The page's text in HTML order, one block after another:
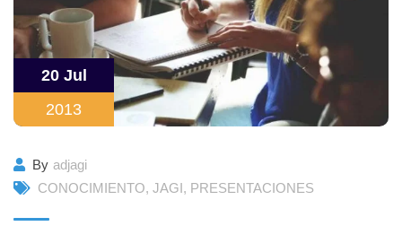
20 Jul
2013
By adjagi
CONOCIMIENTO, JAGI, PRESENTACIONES